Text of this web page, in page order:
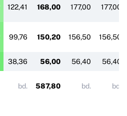
122,41 168,00 177,00 177,00
99,76 150,20 156,50 156,50
38,36 56,00 56,40 56,40
bd. 587,80 bd. bd.